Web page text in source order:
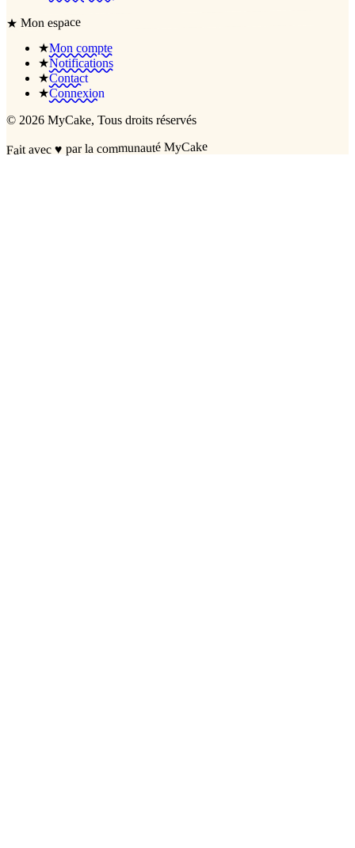
★Mon espace
★Mon compte
★Notifications
★Contact
★Connexion
© 2026 MyCake, Tous droits réservés
Fait avec♥ par la communauté MyCake